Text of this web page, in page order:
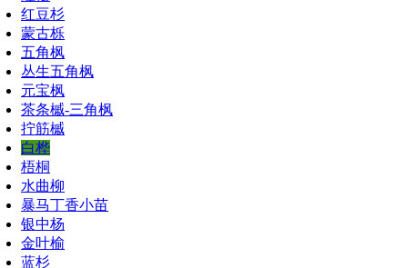
红豆杉
蒙古栎
五角枫
丛生五角枫
元宝枫
茶条槭-三角枫
拧筋槭
白桦
梧桐
水曲柳
暴马丁香小苗
银中杨
金叶榆
蓝杉